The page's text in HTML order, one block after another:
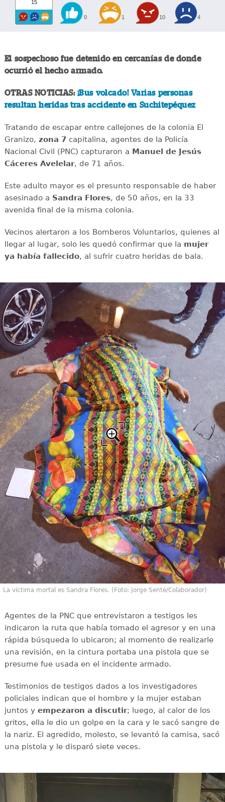
15
0 1 10 4
El sospechoso fue detenido en cercanías de donde
ocurrió el hecho armado.
OTRAS NOTICIAS: ¡Bus volcado! Varias personas
resultan heridas tras accidente en Suchitepéquez
Tratando de escapar entre callejones de la colonia El
Granizo, zona 7 capitalina, agentes de la Policía
Nacional Civil (PNC) capturaron a Manuel de Jesús
Cáceres Avelelar, de 71 años.
Este adulto mayor es el presunto responsable de haber
asesinado a Sandra Flores, de 50 años, en la 33
avenida final de la misma colonia.
Vecinos alertaron a los Bomberos Voluntarios, quienes al
llegar al lugar, solo les quedó confirmar que la mujer
ya había fallecido, al sufrir cuatro heridas de bala.
La víctima mortal es Sandra Flores. (Foto: Jorge Senté/Colaborador)
Agentes de la PNC que entrevistaron a testigos les
indicaron la ruta que había tomado el agresor y en una
rápida búsqueda lo ubicaron; al momento de realizarle
una revisión, en la cintura portaba una pistola que se
presume fue usada en el incidente armado.
Testimonios de testigos dados a los investigadores
policiales indican que el hombre y la mujer estaban
juntos y empezaron a discutir; luego, al calor de los
gritos, ella le dio un golpe en la cara y le sacó sangre de
la nariz. El agredido, molesto, se levantó la camisa, sacó
una pistola y le disparó siete veces.